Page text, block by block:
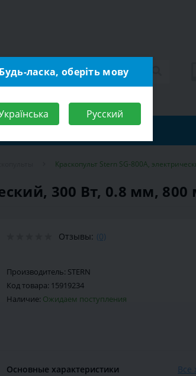
Краскопульт Stern SG-800A,
300 Вт, 0.8 мм, 800
Отзывы: (0)
Производитель: STERN
Код товара: 15919234
Наличие: Ожидаем поступления
Основные характеристики Все
Будь-ласка, оберіть мову
Русский